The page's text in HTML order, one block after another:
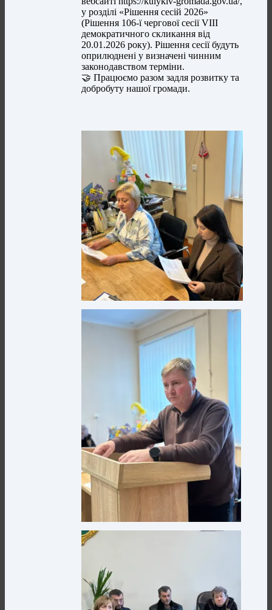
у розділі «Рішення сесій 2026»
(Рішення 106-ї чергової сесії VIII
демократичного скликання від
20.01.2026 року). Рішення сесії будуть
оприлюднені у визначені чинним
законодавством терміни.
🤝 Працюємо разом задля розвитку та
добробуту нашої громади.